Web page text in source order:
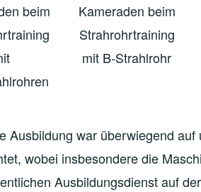
beim
Kameraden beim
Strahrohrtraining
mit B-Strahlrohr
Ausbildung war überwiegend
wobei insbesondere die
Ausbildungsdienst auf